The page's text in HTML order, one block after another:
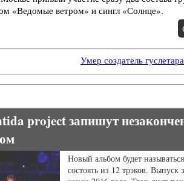
«Ведомые ветром» и сингл «Солнце».
Умер создатель
project запишут
Новый альбом будет
состоять из 12 трэков. Выпуск